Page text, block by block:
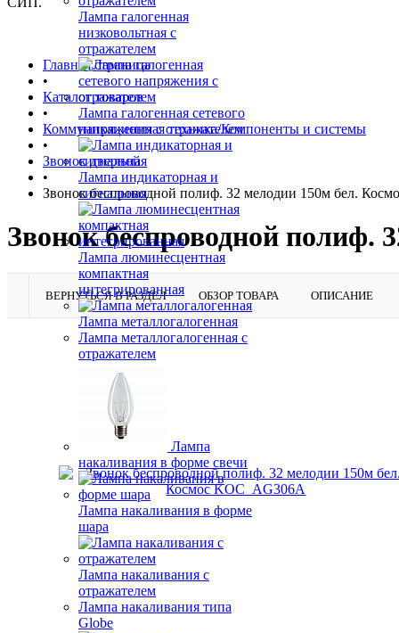
Лампа галогенная
низковольтная с
отражателем
Лампа галогенная сетевого
напряжения с отражателем
Лампа индикаторная и
сигнальная
Лампа люминесцентная
компактная
интегрированная
Лампа металлогалогенная
Лампа металлогалогенная с
отражателем
Лампа
накаливания в форме свечи
Лампа накаливания в форме
шара
Лампа накаливания с
отражателем
Лампа накаливания типа
Globe
Главная страница
•
Каталог товаров
•
Коммуникационная техника/Компоненты и системы
•
Звонок дверной
•
Звонок беспроводной полиф. 32 мелодии 150м бел.
Звонок беспроводной полиф.
ВЕРНУТЬСЯ В РАЗДЕЛ ОБЗОР ТОВАРА ОПИСАНИЕ